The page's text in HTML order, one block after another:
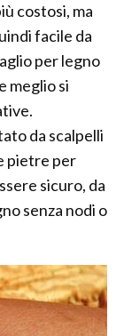
costosi, ma
facile da
per legno
meglio si
da scalpelli
pietre per
sicuro, da
senza nodi o